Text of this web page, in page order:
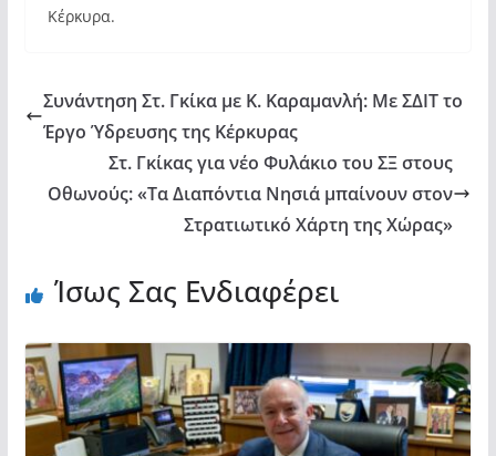
Κέρκυρα.
Συνάντηση Στ. Γκίκα με Κ. Καραμανλή: Με ΣΔΙΤ το
Έργο Ύδρευσης της Κέρκυρας
Στ. Γκίκας για νέο Φυλάκιο του ΣΞ στους
Οθωνούς: «Τα Διαπόντια Νησιά μπαίνουν στον
Στρατιωτικό Χάρτη της Χώρας»
Ίσως Σας Ενδιαφέρει